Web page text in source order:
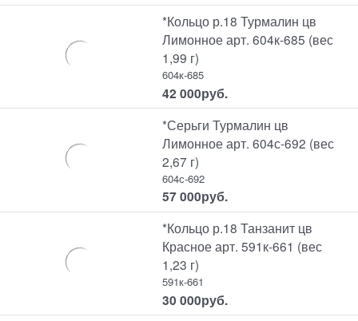
*Кольцо р.18 Турмалин цв
Лимонное арт. 604к-685 (вес
1,99 г)
604к-685
42 000руб.
*Серьги Турмалин цв
Лимонное арт. 604с-692 (вес
2,67 г)
604с-692
57 000руб.
*Кольцо р.18 Танзанит цв
Красное арт. 591к-661 (вес
1,23 г)
591к-661
30 000руб.